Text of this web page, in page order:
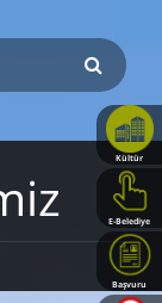
Kültür
Haritası
E-Belediye
Başvuru
Rehberi